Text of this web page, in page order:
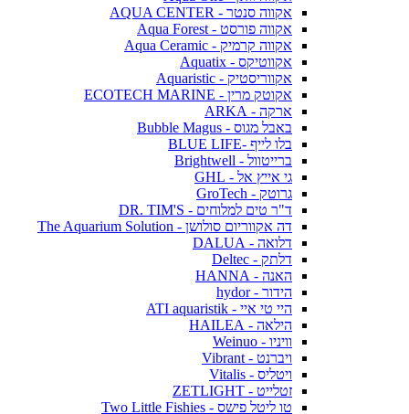
אקווה סנטר - AQUA CENTER
אקווה פורסט - Aqua Forest
אקווה קרמיק - Aqua Ceramic
אקווטיקס - Aquatix
אקווריסטיק - Aquaristic
אקוטק מרין - ECOTECH MARINE
ארקה - ARKA
באבל מגוס - Bubble Magus
בלו לייף -BLUE LIFE
ברייטוול - Brightwell
גי אייץ אל - GHL
גרוטק - GroTech
ד"ר טים למלוחים - DR. TIM'S
דה אקווריום סולושן - The Aquarium Solution
דלואה - DALUA
דלתק - Deltec
האנה - HANNA
הידור - hydor
היי טי איי - ATI aquaristik
הילאה - HAILEA
וויניו - Weinuo
ויברנט - Vibrant
ויטליס - Vitalis
זטלייט - ZETLIGHT
טו ליטל פישס - Two Little Fishies